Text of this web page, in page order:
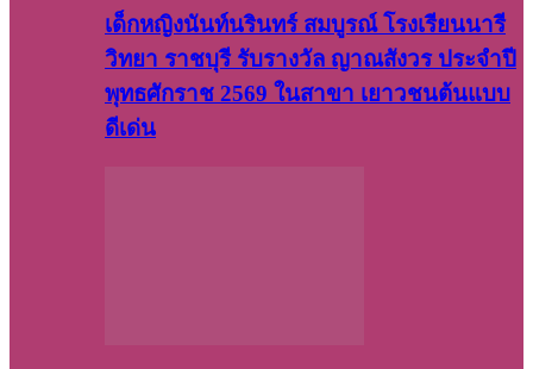
เด็กหญิงนันท์นรินทร์ สมบูรณ์ โรงเรียนนารี
วิทยา ราชบุรี รับรางวัล ญาณสังวร ประจำปี
พุทธศักราช 2569 ในสาขา เยาวชนต้นแบบ
ดีเด่น